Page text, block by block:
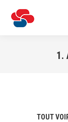
1.
TOUT